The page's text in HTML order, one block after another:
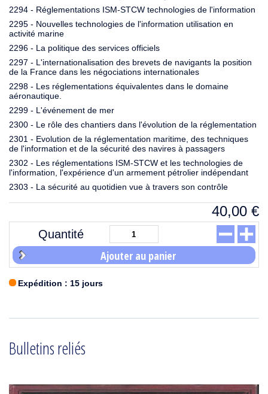
2294 - Réglementations ISM-STCW technologies de l'information
2295 - Nouvelles technologies de l'information utilisation en
activité marine
2296 - La politique des services officiels
2297 - L'internationalisation des brevets de navigants la position
de la France dans les négociations internationales
2298 - Les réglementations équivalentes dans le domaine
aéronautique.
2299 - L'événement de mer
2300 - Le rôle des chantiers dans l'évolution de la réglementation
2301 - Evolution de la réglementation maritime, des techniques
de l'information et de la sécurité des navires à passagers
2302 - Les réglementations ISM-STCW et les technologies de
l'information, l'expérience d'un armement pétrolier indépendant
2303 - La sécurité au quotidien vue à travers son contrôle
40,00 €
Quantité
Ajouter au panier
Expédition : 15 jours
Bulletins reliés